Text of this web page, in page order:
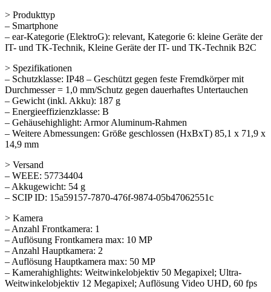
> Produkttyp
– Smartphone
– ear-Kategorie (ElektroG): relevant, Kategorie 6: kleine Geräte der
IT- und TK-Technik, Kleine Geräte der IT- und TK-Technik B2C
> Spezifikationen
– Schutzklasse: IP48 – Geschützt gegen feste Fremdkörper mit
Durchmesser = 1,0 mm/Schutz gegen dauerhaftes Untertauchen
– Gewicht (inkl. Akku): 187 g
– Energieeffizienzklasse: B
– Gehäusehighlight: Armor Aluminum-Rahmen
– Weitere Abmessungen: Größe geschlossen (HxBxT) 85,1 x 71,9 x
14,9 mm
> Versand
– WEEE: 57734404
– Akkugewicht: 54 g
– SCIP ID: 15a59157-7870-476f-9874-05b47062551c
> Kamera
– Anzahl Frontkamera: 1
– Auflösung Frontkamera max: 10 MP
– Anzahl Hauptkamera: 2
– Auflösung Hauptkamera max: 50 MP
– Kamerahighlights: Weitwinkelobjektiv 50 Megapixel; Ultra-
Weitwinkelobjektiv 12 Megapixel; Auflösung Video UHD, 60 fps